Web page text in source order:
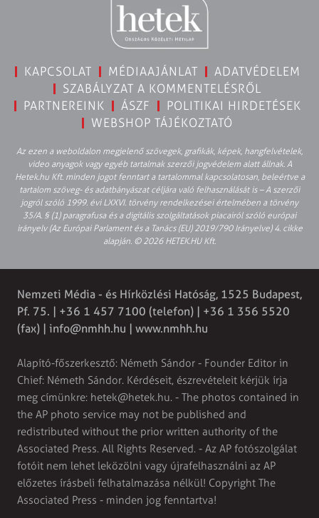
KAPCSOLAT MÉDIAAJÁNLAT
ADATVÉDELEM
SZABÁLYZAT A KOMMENTELÉSRŐL
PARTNEREINK
ÁSZF
POLITIKAI HIRDETÉSEK
WEBSHOP TÁJÉKOZTATÓ
Az ezen a weboldalon megjelenő szövegek, grafikák, képek, hangfelvételek,
video anyagok vagy egyéb tartalmak szerzői jogvédelem alatt állnak. A
Hetek.hu Kft. minden jogot fenntart a tartalommal kapcsolatosan, beleértve a
tartalom szöveg- és adatbányászat céljára való felhasználását is – A szerzői
jogról szóló 1999. évi LXXVI. törvény rendelkezései értelmében a törvény
35/A. § (1) paragrafusa és a digitális szolgáltatások piacairól szóló európai
irányelv (Az Európai Parlament és a Tanács (EU) 2019/790 Irányelve) 4. cikke
alapján. © 2026 HETEK.HU Kft.
Nemzeti Média - és Hírközlési Hatóság, 1525 Budapest,
Pf. 75. | +36 1 457 7100 (telefon) | +36 1 356 5520
(fax) | info@nmhh.hu | www.nmhh.hu
Alapító-főszerkesztő: Németh Sándor - Founder Editor in
Chief: Németh Sándor. Kérdéseit, észrevételeit kérjük írja
meg címünkre: hetek@hetek.hu. - The photos contained in
the AP photo service may not be published and
redistributed without the prior written authority of the
Associated Press. All Rights Reserved. - Az AP fotószolgálat
fotóit nem lehet leközölni vagy újrafelhasználni az AP
előzetes írásbeli felhatalmazása nélkül! Copyright The
Associated Press - minden jog fenntartva!